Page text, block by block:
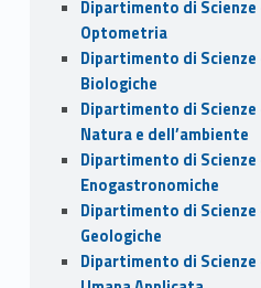
Dipartimento di Scienze
Optometria
Dipartimento di Scienze
Biologiche
Dipartimento di Scienze
Natura e dell’ambiente
Dipartimento di Scienze
Enogastronomiche
Dipartimento di Scienze
Geologiche
Dipartimento di